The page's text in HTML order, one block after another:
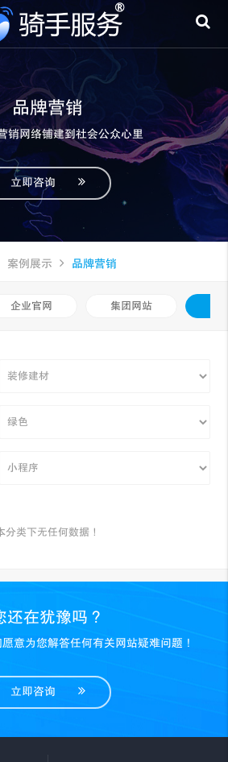
品牌营销
销网络铺建到社会公众心里
立即咨询
案例展示 品牌营销
企业官网 集团网站
分类下无任何数据！
还在犹豫吗？
意为您解答任何有关网站疑难问题！
立即咨询